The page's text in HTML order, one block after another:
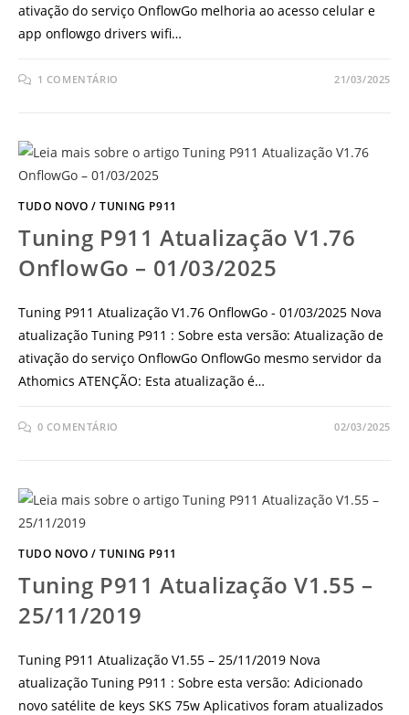
ativação do serviço OnflowGo melhoria ao acesso celular e
app onflowgo drivers wifi…
1 COMENTÁRIO 21/03/2025
TUDO NOVO /TUNING P911
Tuning P911 Atualização V1.76
OnflowGo – 01/03/2025
Tuning P911 Atualização V1.76 OnflowGo - 01/03/2025 Nova
atualização Tuning P911 : Sobre esta versão: Atualização de
ativação do serviço OnflowGo OnflowGo mesmo servidor da
Athomics ATENÇÃO: Esta atualização é…
0 COMENTÁRIO 02/03/2025
TUDO NOVO /TUNING P911
Tuning P911 Atualização V1.55 –
25/11/2019
Tuning P911 Atualização V1.55 – 25/11/2019 Nova
atualização Tuning P911 : Sobre esta versão: Adicionado
novo satélite de keys SKS 75w Aplicativos foram atualizados